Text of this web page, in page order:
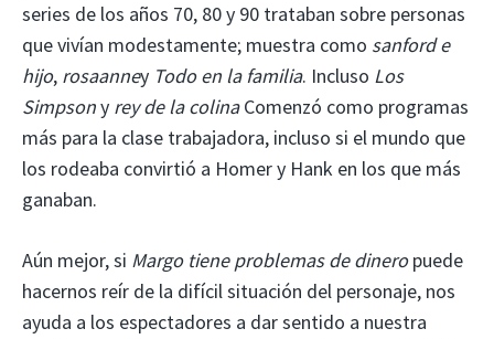
series de los años 70, 80 y 90 trataban sobre personas
que vivían modestamente; muestra como sanford e
hijo, rosaanney Todo en la familia. Incluso Los
Simpsony rey de la colinaComenzó como programas
más para la clase trabajadora, incluso si el mundo que
los rodeaba convirtió a Homer y Hank en los que más
ganaban.
Aún mejor, si Margo tiene problemas de dineropuede
hacernos reír de la difícil situación del personaje, nos
ayuda a los espectadores a dar sentido a nuestra